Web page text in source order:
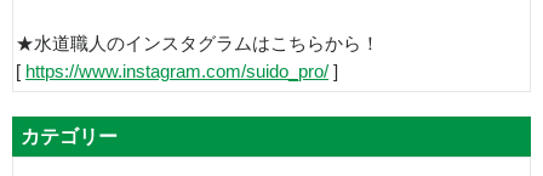
★水道職人のインスタグラムはこちらから！
[ https://www.instagram.com/suido_pro/ ]
カテゴリー